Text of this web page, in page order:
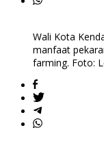
Wali Kota
manfaat
farming. Foto: